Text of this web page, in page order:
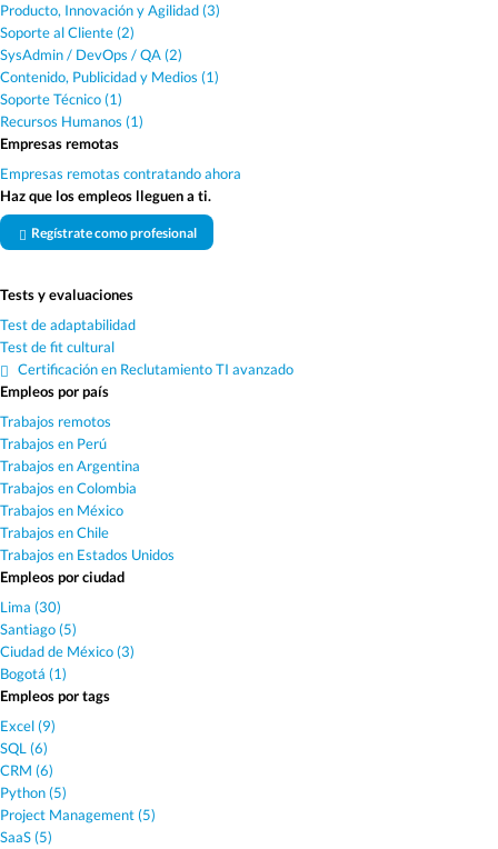
Producto, Innovación y Agilidad (3)
Soporte al Cliente (2)
SysAdmin / DevOps / QA (2)
Contenido, Publicidad y Medios (1)
Soporte Técnico (1)
Recursos Humanos (1)
Empresas remotas
Empresas remotas contratando ahora
Haz que los empleos lleguen a ti.
Regístrate como profesional
Tests y evaluaciones
Test de adaptabilidad
Test de fit cultural
Certificación en Reclutamiento TI avanzado
Empleos por país
Trabajos remotos
Trabajos en Perú
Trabajos en Argentina
Trabajos en Colombia
Trabajos en México
Trabajos en Chile
Trabajos en Estados Unidos
Empleos por ciudad
Lima (30)
Santiago (5)
Ciudad de México (3)
Bogotá (1)
Empleos por tags
Excel (9)
SQL (6)
CRM (6)
Python (5)
Project Management (5)
SaaS (5)